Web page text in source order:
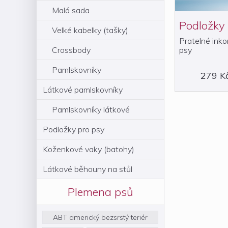
Malá sada
Velké kabelky (tašky)
Crossbody
Pamlskovníky
Látkové pamlskovníky
Pamlskovníky látkové
Podložky pro psy
Koženkové vaky (batohy)
Látkové běhouny na stůl
Plemena psů
ABT americký bezsrstý teriér
Pratelné
psy
279